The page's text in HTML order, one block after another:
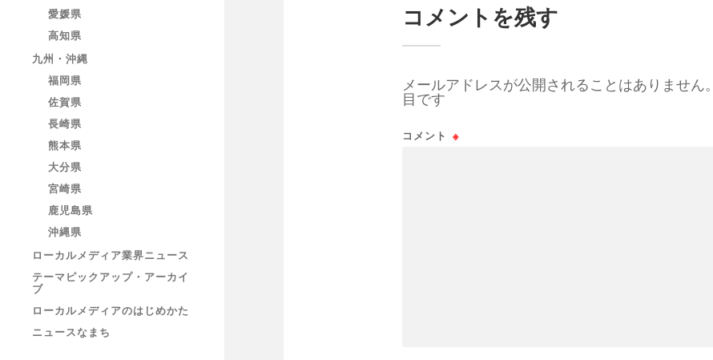
愛媛県
高知県
九州・沖縄
福岡県
佐賀県
長崎県
熊本県
大分県
宮崎県
鹿児島県
沖縄県
ローカルメディア業界ニュース
テーマピックアップ・アーカイ
ブ
ローカルメディアのはじめかた
ニュースなまち
コメントを残す
メールアドレスが公開されることはありません。
目です
コメント ※